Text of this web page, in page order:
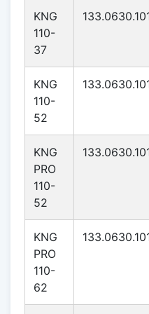
KNG
110-
37
KNG
110-
52
KNG
PRO
110-
52
KNG
PRO
110-
62